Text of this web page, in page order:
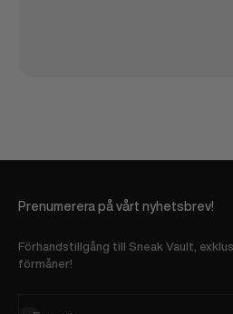
Prenumerera på vårt nyhetsbrev!
Förhandstillgång till Sneak Vault,
förmåner!